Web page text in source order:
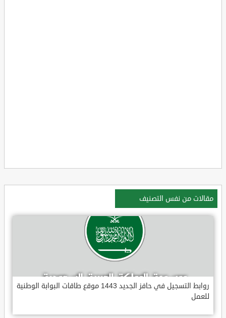
مقالات من نفس التصنيف
روابط التسجيل في حافز الجديد 1443 موقع طاقات البوابة الوطنية
للعمل